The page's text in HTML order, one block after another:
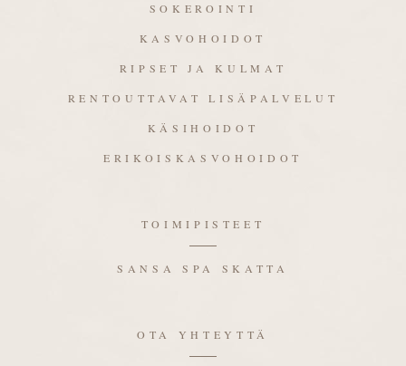
SOKEROINTI
KASVOHOIDOT
RIPSET JA KULMAT
RENTOUTTAVAT LISÄPALVELUT
KÄSIHOIDOT
ERIKOISKASVOHOIDOT
TOIMIPISTEET
SANSA SPA SKATTA
OTA YHTEYTTÄ